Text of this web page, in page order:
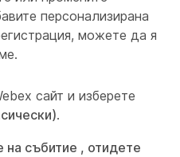
персонализирана
можете да я
сайт и изберете
.
на събитие , отидете